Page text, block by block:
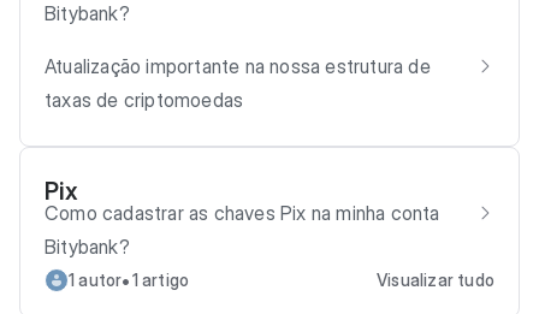
Bitybank?
Atualização importante na nossa estrutura de
taxas de criptomoedas
Pix
Como cadastrar as chaves Pix na minha conta
Bitybank?
1 autor•1 artigo Visualizar tudo